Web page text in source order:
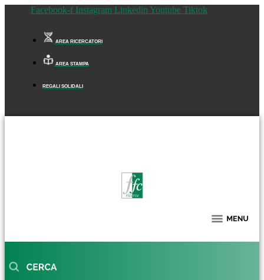
Facebook-f Instagram Linkedin Youtube Tiktok
AREA RICERCATORI
AREA STAMPA
REGALI SOLIDALI